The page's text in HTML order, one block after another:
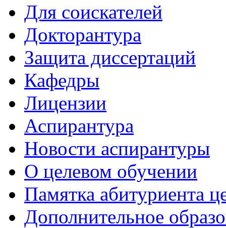
Для соискателей
Докторантура
Защита диссертаций
Кафедры
Лицензии
Аспирантура
Новости аспирантуры
О целевом обучении
Памятка абитуриента
Дополнительное